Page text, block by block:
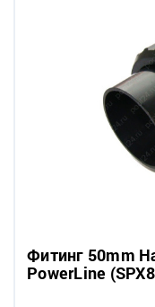
Фитинг 50mm
PowerLine